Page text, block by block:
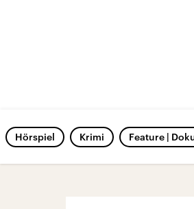
Hörspiel Krimi Feature |